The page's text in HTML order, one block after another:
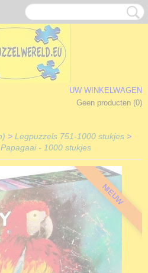
UW WINKELWAGEN
Geen producten (0)
> Legpuzzels 751-1000 stukjes >
- 1000 stukjes
NIEUW